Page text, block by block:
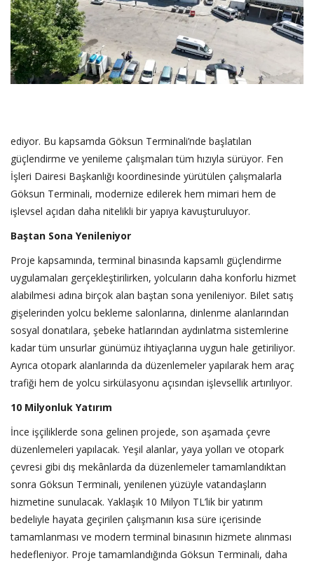
ediyor. Bu kapsamda Göksun Terminali’nde başlatılan
güçlendirme ve yenileme çalışmaları tüm hızıyla sürüyor. Fen
İşleri Dairesi Başkanlığı koordinesinde yürütülen çalışmalarla
Göksun Terminali, modernize edilerek hem mimari hem de
işlevsel açıdan daha nitelikli bir yapıya kavuşturuluyor.
Baştan Sona Yenileniyor
Proje kapsamında, terminal binasında kapsamlı güçlendirme
uygulamaları gerçekleştirilirken, yolcuların daha konforlu hizmet
alabilmesi adına birçok alan baştan sona yenileniyor. Bilet satış
gişelerinden yolcu bekleme salonlarına, dinlenme alanlarından
sosyal donatılara, şebeke hatlarından aydınlatma sistemlerine
kadar tüm unsurlar günümüz ihtiyaçlarına uygun hale getiriliyor.
Ayrıca otopark alanlarında da düzenlemeler yapılarak hem araç
trafiği hem de yolcu sirkülasyonu açısından işlevsellik artırılıyor.
10 Milyonluk Yatırım
İnce işçiliklerde sona gelinen projede, son aşamada çevre
düzenlemeleri yapılacak. Yeşil alanlar, yaya yolları ve otopark
çevresi gibi dış mekânlarda da düzenlemeler tamamlandıktan
sonra Göksun Terminali, yenilenen yüzüyle vatandaşların
hizmetine sunulacak. Yaklaşık 10 Milyon TL’lik bir yatırım
bedeliyle hayata geçirilen çalışmanın kısa süre içerisinde
tamamlanması ve modern terminal binasının hizmete alınması
hedefleniyor. Proje tamamlandığında Göksun Terminali, daha